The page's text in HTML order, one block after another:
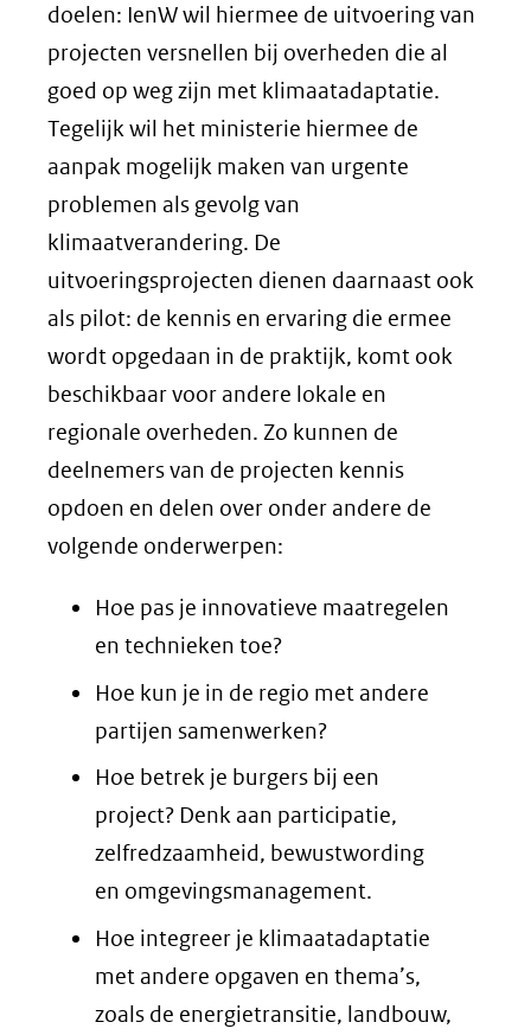
doelen: IenW wil hiermee de uitvoering van
projecten versnellen bij overheden die al
goed op weg zijn met klimaatadaptatie.
Tegelijk wil het ministerie hiermee de
aanpak mogelijk maken van urgente
problemen als gevolg van
klimaatverandering. De
uitvoeringsprojecten dienen daarnaast ook
als pilot: de kennis en ervaring die ermee
wordt opgedaan in de praktijk, komt ook
beschikbaar voor andere lokale en
regionale overheden. Zo kunnen de
deelnemers van de projecten kennis
opdoen en delen over onder andere de
volgende onderwerpen:
Hoe pas je innovatieve maatregelen
en technieken toe?
Hoe kun je in de regio met andere
partijen samenwerken?
Hoe betrek je burgers bij een
project? Denk aan participatie,
zelfredzaamheid, bewustwording
en omgevingsmanagement.
Hoe integreer je klimaatadaptatie
met andere opgaven en thema’s,
zoals de energietransitie, landbouw,